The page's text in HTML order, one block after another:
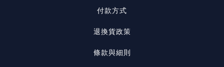
付款方式
退換貨政策
條款與細則